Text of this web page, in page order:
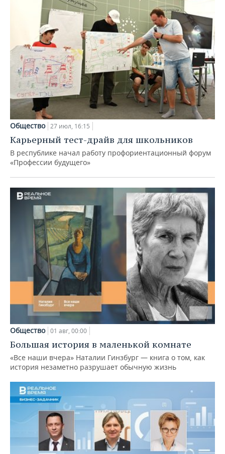
Общество 27 июл, 16:15
Карьерный тест-драйв для школьников
В республике начал работу профориентационный форум
«Профессии будущего»
Общество 01 авг, 00:00
Большая история в маленькой комнате
«Все наши вчера» Наталии Гинзбург — книга о том, как
история незаметно разрушает обычную жизнь